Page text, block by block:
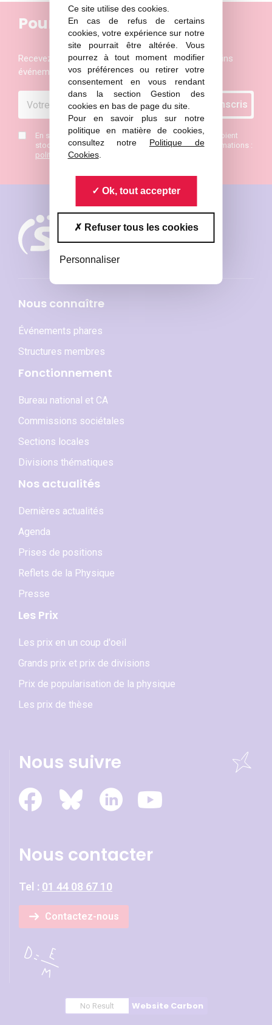
Ce site utilise des cookies.
En cas de refus de certains
cookies, votre expérience sur notre
site pourrait être altérée. Vous
pourrez à tout moment modifier
vos préférences ou retirer votre
consentement en vous rendant
dans la section Gestion des
cookies en bas de page du site.
Pour en savoir plus sur notre
politique en matière de cookies,
consultez notre Politique de
Cookies.
Ok, tout accepter
Refuser tous les cookies
Personnaliser
Pour ne rien manquer
Recevez les actualités et les invitations aux prochains
événements de la Société Française de Physique
En saisissant mon mail j’accepte que mes données soient
stockées et de recevoir la newsletter SFP. Plus d’informations :
politique de confidentialité
Nous connaître
Événements phares
Structures membres
Fonctionnement
Bureau national et CA
Commissions sociétales
Sections locales
Divisions thématiques
Nos actualités
Dernières actualités
Agenda
Prises de positions
Reflets de la Physique
Presse
Les Prix
Les prix en un coup d'oeil
Grands prix et prix de divisions
Prix de popularisation de la physique
Les prix de thèse
Nous suivre
Nous contacter
Tel : 01 44 08 67 10
Contactez-nous
No Result Website Carbon